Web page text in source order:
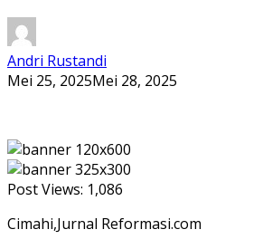
Andri Rustandi
Mei 25, 2025Mei 28, 2025
Post Views: 1,086
Cimahi,Jurnal Reformasi.com